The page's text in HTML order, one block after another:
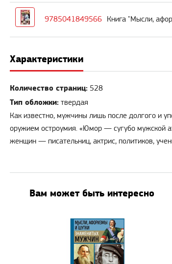
9785041849566 Книга "Мысли,
Характеристики
Количество страниц: 528
Тип обложки: твердая
Как известно, мужчины лишь после долгого и
оружием остроумия. «Юмор — сугубо мужской
женщин — писательниц, актрис, политиков,
Вам может быть интересно